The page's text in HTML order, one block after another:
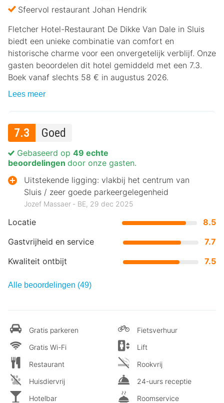
Sfeervol restaurant Johan Hendrik
Fletcher Hotel-Restaurant De Dikke Van Dale in Sluis
biedt een unieke combinatie van comfort en
historische charme voor een onvergetelijk verblijf. Onze
gasten beoordelen dit hotel gemiddeld met een 7.3.
Boek vanaf slechts 58 € in augustus 2026.
Lees meer
7.3 Goed
Locatie
8.5
Gastvrijheid en service
7.7
Kwaliteit ontbijt
7.5
Gebaseerd op 49 echte
beoordelingen door onze gasten.
Uitstekende ligging: vlakbij het centrum van
Sluis / zeer goede parkeergelegenheid
Jozef Massaer ‐ BE, 29 dec 2025
Alle beoordelingen (49)
Gratis parkeren
Gratis Wi-Fi
Restaurant
Huisdiervrij
Hotelbar
Fietsverhuur
Lift
Rookvrij
24-uurs receptie
Roomservice